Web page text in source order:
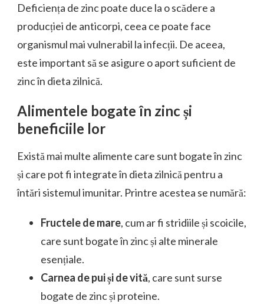
Deficiența de zinc poate duce la o scădere a
producției de anticorpi, ceea ce poate face
organismul mai vulnerabil la infecții. De aceea,
este important să se asigure o aport suficient de
zinc în dieta zilnică.
Alimentele bogate în zinc și
beneficiile lor
Există mai multe alimente care sunt bogate în zinc
și care pot fi integrate în dieta zilnică pentru a
întări sistemul imunitar. Printre acestea se numără:
Fructele de mare, cum ar fi stridiile și scoicile,
care sunt bogate în zinc și alte minerale
esențiale.
Carnea de pui și de vită, care sunt surse
bogate de zinc și proteine.